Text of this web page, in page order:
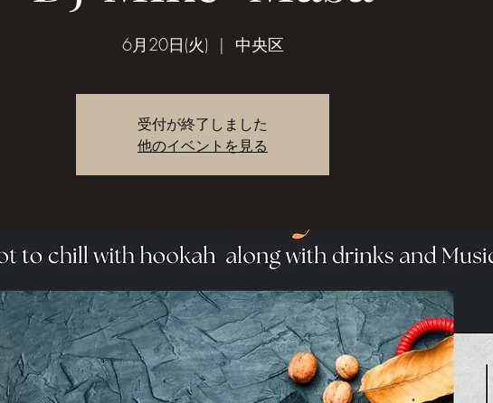
6月20日(火)
  |
中央区
受付が終了しました
他のイベントを見る